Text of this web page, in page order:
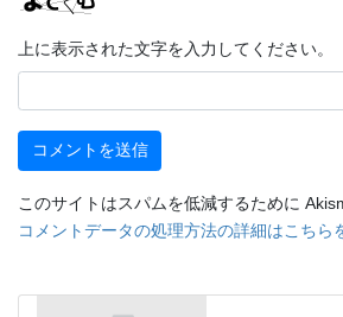
上に表示された文字を入力してください。
このサイトはスパムを低減するために
コメントデータの処理方法の詳細はこちら